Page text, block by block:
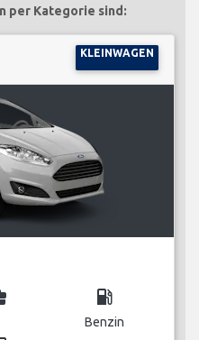
per Kategorie sind:
KLEINWAGEN
local_gas_station
Benzin